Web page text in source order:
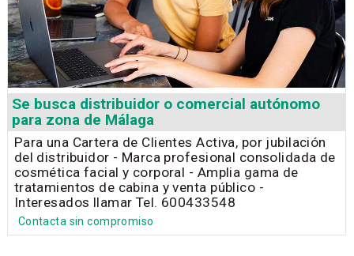
Se busca distribuidor o comercial autónomo
para zona de Málaga
Para una Cartera de Clientes Activa, por jubilación
del distribuidor - Marca profesional consolidada de
cosmética facial y corporal - Amplia gama de
tratamientos de cabina y venta público -
Interesados llamar Tel. 600433548
Contacta sin compromiso